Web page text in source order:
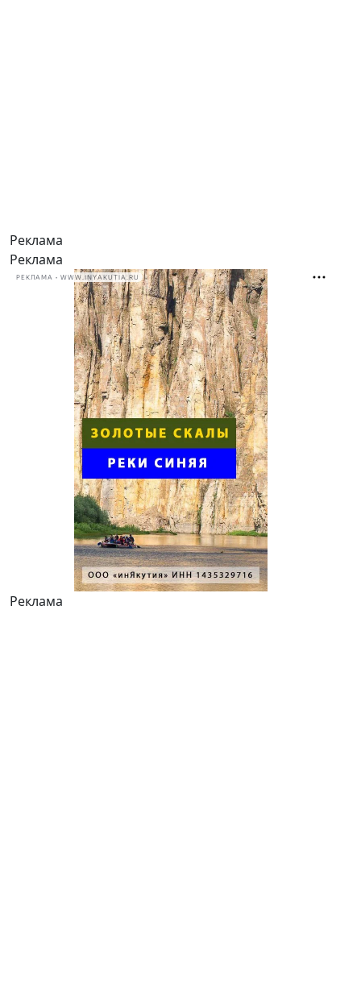
Реклама
Реклама
РЕКЛАМА • WWW.INYAKUTIA.RU
Реклама